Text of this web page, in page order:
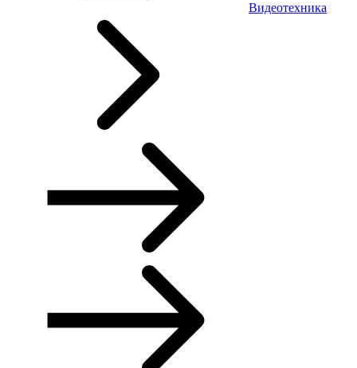
Видеотехника